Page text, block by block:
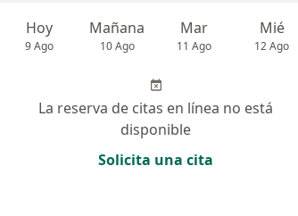
Hoy
9 Ago
Mañana
10 Ago
Mar
11 Ago
Mié
12 Ago
La reserva de citas en línea no está
disponible
Solicita una cita